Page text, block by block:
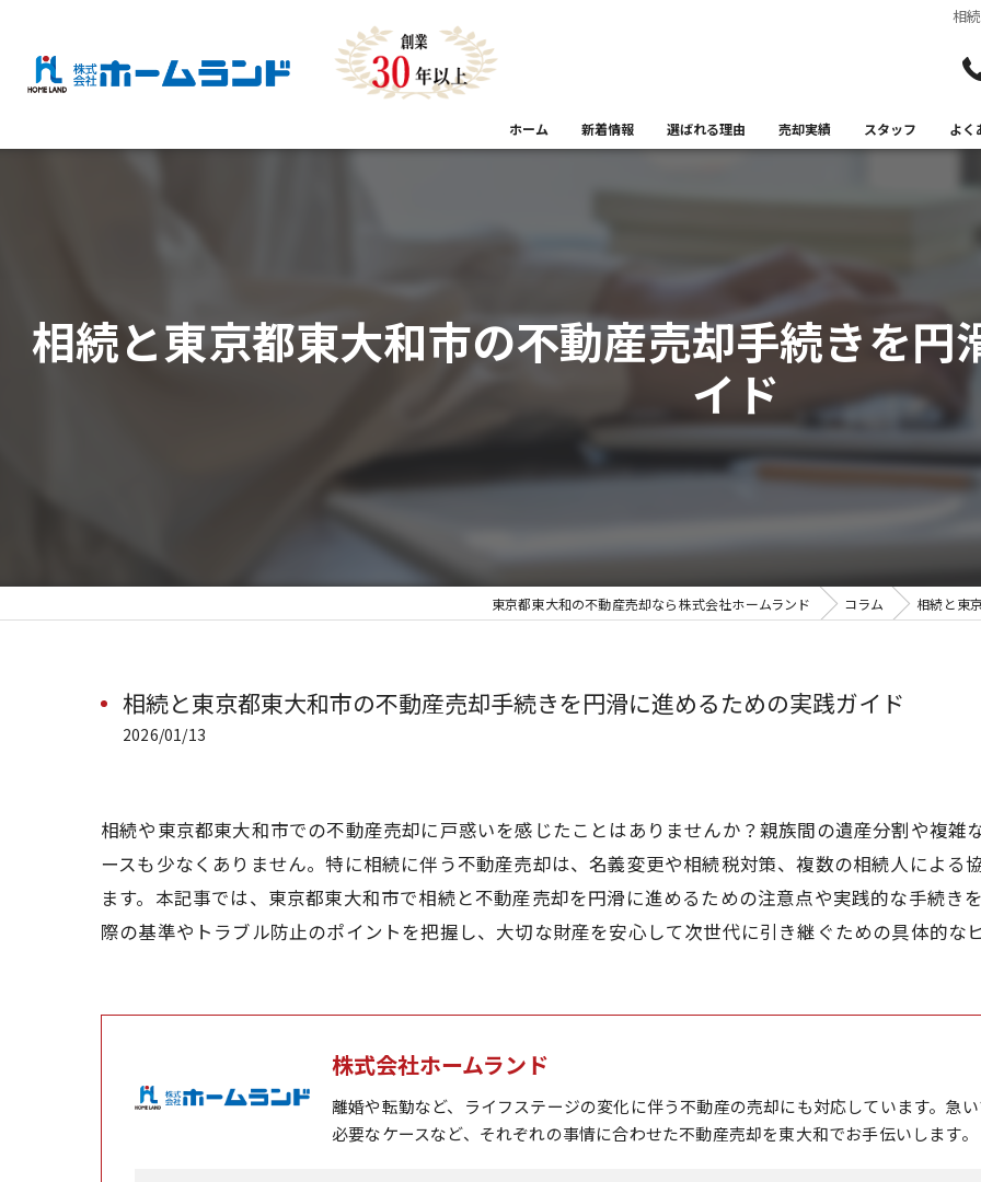
相
ホーム 新着情報 選ばれる理由 売却実績 スタッフ よく
相続と東京都東大和市の不動産売却手続きを円
イド
東京都東大和の不動産売却なら株式会社ホームランド コラム 相続と東
相続と東京都東大和市の不動産売却手続きを円滑に進めるための実践ガイド
2026/01/13
相続や東京都東大和市での不動産売却に戸惑いを感じたことはありませんか？親族間の遺産分割や複
ースも少なくありません。特に相続に伴う不動産売却は、名義変更や相続税対策、複数の相続人による
ます。本記事では、東京都東大和市で相続と不動産売却を円滑に進めるための注意点や実践的な手続き
際の基準やトラブル防止のポイントを把握し、大切な財産を安心して次世代に引き継ぐための具体的な
株式会社ホームランド
離婚や転勤など、ライフステージの変化に伴う不動産の売却にも対応しています。急
必要なケースなど、それぞれの事情に合わせた不動産売却を東大和でお手伝いします。